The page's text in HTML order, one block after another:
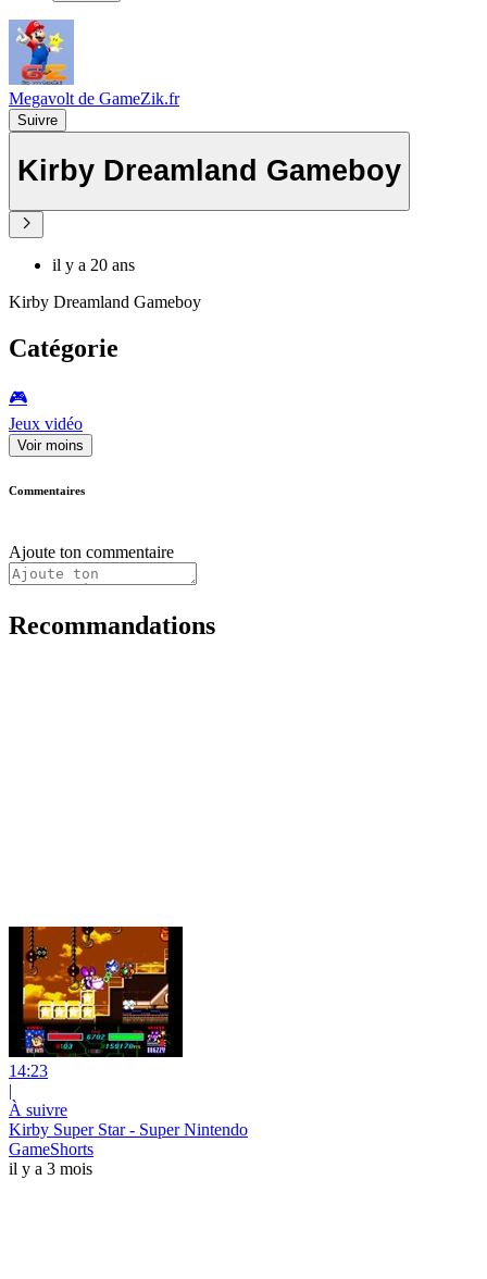
Megavolt de GameZik.fr
Suivre
Kirby Dreamland Gameboy
il y a 20 ans
Kirby Dreamland Gameboy
Catégorie
🎮️
Jeux vidéo
Voir moins
Commentaires
Ajoute ton commentaire
Recommandations
14:23
|
À suivre
Kirby Super Star - Super Nintendo
GameShorts
il y a 3 mois